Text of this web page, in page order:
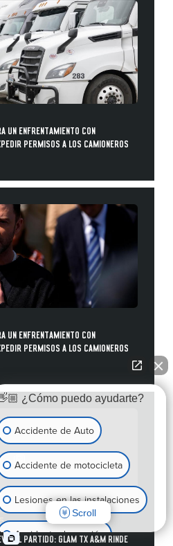
UN ENFRENTAMIENTO CON
PERMISOS A LOS CAMIONEROS
UN ENFRENTAMIENTO CON
PERMISOS A LOS CAMIONEROS
AL PARTIDO: GLAM TX A&M RINDE
¿Cómo puedo ayudarte?
Accidente de Auto
Accidente de motocicleta
Lesiones en las instalaciones
Accidente de camión
Scroll